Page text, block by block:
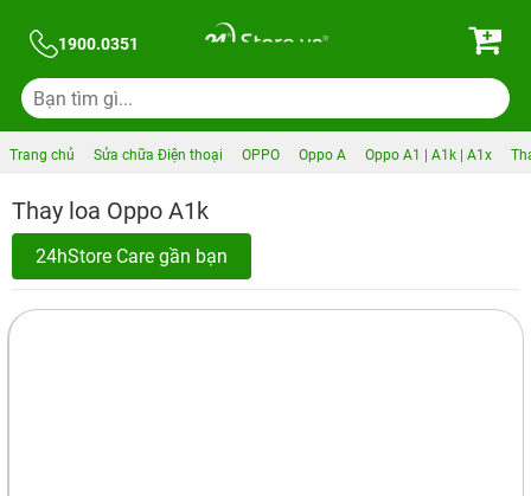
1900.0351
Trang chủ Sửa chữa Điện thoại OPPO Oppo A Oppo A1 | A1k | A1x
Thay loa Oppo A1k
24hStore Care gần bạn